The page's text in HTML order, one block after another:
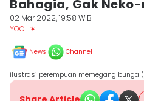
Bahagia, Gak
02 Mar 2022, 19:58 WIB
YOOL ✶
News Channel
ilustrasi perempuan memegang bunga